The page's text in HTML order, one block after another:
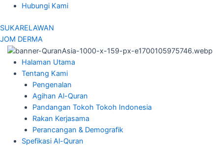
Hubungi Kami
SUKARELAWAN
JOM DERMA
Halaman Utama
Tentang Kami
Pengenalan
Agihan Al-Quran
Pandangan Tokoh Tokoh Indonesia
Rakan Kerjasama
Perancangan & Demografik
Spefikasi Al-Quran